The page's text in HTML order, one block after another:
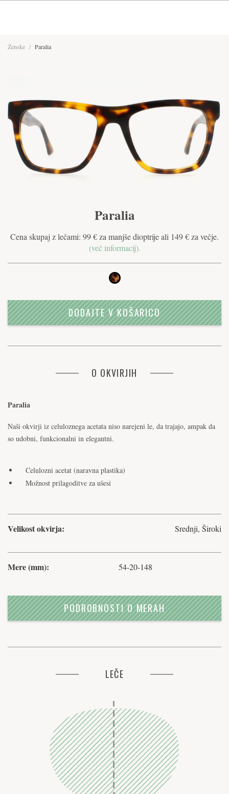
Ženske / Paralia
Paralia
Cena skupaj z lečami: 99 € za manjše dioptrije ali 149 € za večje.
(več informacij).
DODAJTE V KOŠARICO
O OKVIRJIH
Paralia
Naši okvirji iz celuloznega acetata niso narejeni le, da trajajo, ampak da
so udobni, funkcionalni in elegantni.
Celulozni acetat (naravna plastika)
Možnost prilagoditve za ušesi
Velikost okvirja: Srednji, Široki
Mere (mm): 54-20-148
PODROBNOSTI O MERAH
LEČE